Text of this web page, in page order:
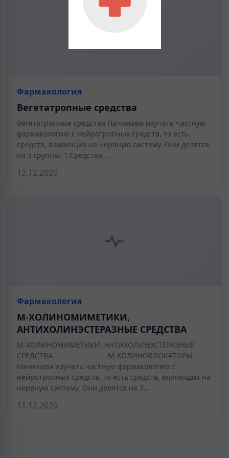
Фармакология
Вегетатропные средства
Вегетатропные средства Начинаем изучать частную
фармакологию с нейротропных средств, то есть
средств, влияющих на нервную систему. Они делятся
на 3 группы: 1.Средства,…
12.12.2020
Фармакология
М-ХОЛИНОМИМЕТИКИ,
АНТИХОЛИНЭСТЕРАЗНЫЕ СРЕДСТВА
М-ХОЛИНОМИМЕТИКИ, АНТИХОЛИНЭСТЕРАЗНЫЕ
СРЕДСТВА. М-ХОЛИНОБЛОКАТОРЫ
Начинаем изучать частную фармакологию с
нейротропных средств, то есть средств, влияющих на
нервную систему. Они делятся на 3…
11.12.2020